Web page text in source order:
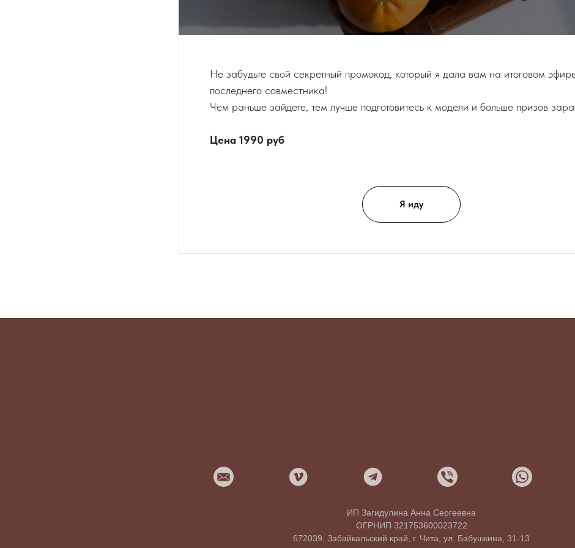
Не забудьте свой секретный промокод, который я дала вам на итоговом
последнего совместника!
Чем раньше зайдете, тем лучше подготовитесь к модели и больше призов
Цена 1990 руб
Я иду
ИП Загидулина Анна Сергеевна
ОГРНИП 321753600023722
672039, Забайкальский край, г. Чита, ул. Бабушкина, 31-13